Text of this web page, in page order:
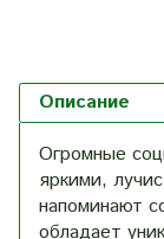
Описание
Огромные
яркими,
напоминают
обладает